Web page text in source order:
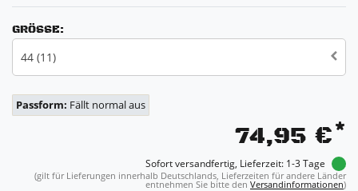
GRÖSSE:
44 (11)
Passform: Fällt normal aus
74,95 €*
Sofort versandfertig, Lieferzeit: 1-3 Tage
(gilt für Lieferungen innerhalb Deutschlands, Lieferzeiten für andere Länder
entnehmen Sie bitte den Versandinformationen)